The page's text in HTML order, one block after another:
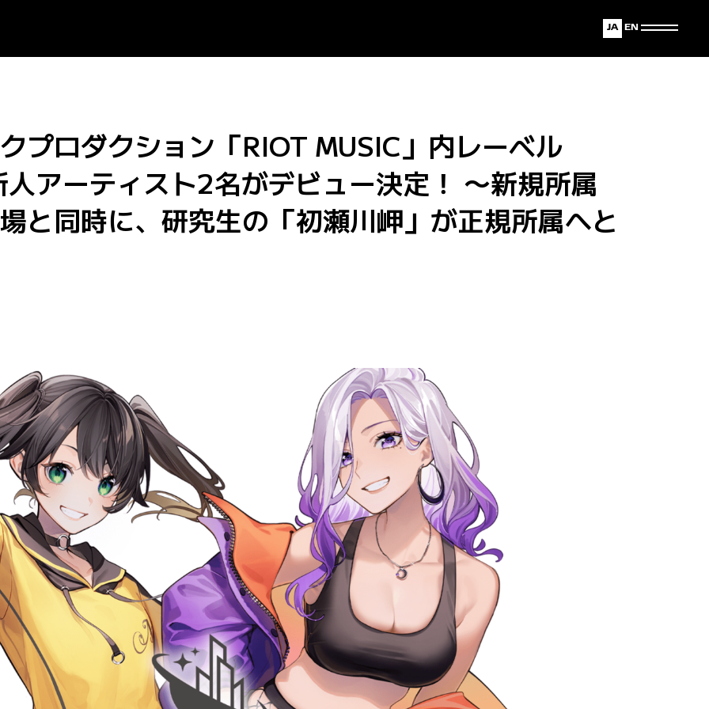
English
Japanese
プロダクション「RIOT MUSIC」内レーベル
アーティスト2名がデビュー決定！ 〜新規所属
と同時に、研究生の「初瀬川岬」が正規所属へと